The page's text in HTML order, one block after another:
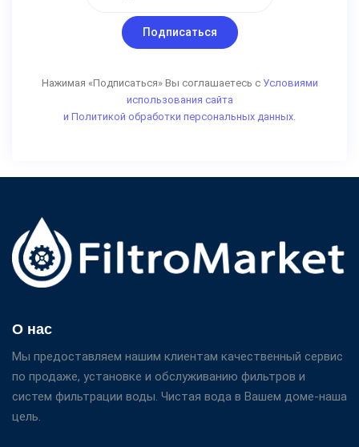
Подписаться
Нажимая «Подписаться» Вы соглашаетесь с Условиями
использования сайта
и Политикой обработки персональных данных.
О нас
Мы предоставляем нашим клиентам качественный сервис
по продаже, установке и обслуживанию фильтров и
систем фильтрации воды. Чистая вода в Вашем доме-наша
цель.